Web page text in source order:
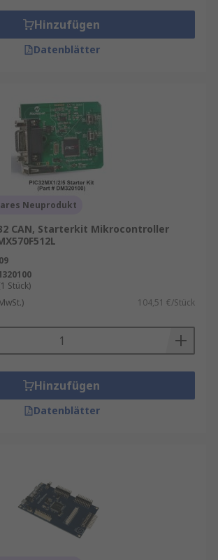
Hinzufügen
Datenblätter
Neuprodukt
CAN, Starterkit Mikrocontroller
Stück)
104,51 €/Stück
Hinzufügen
Datenblätter